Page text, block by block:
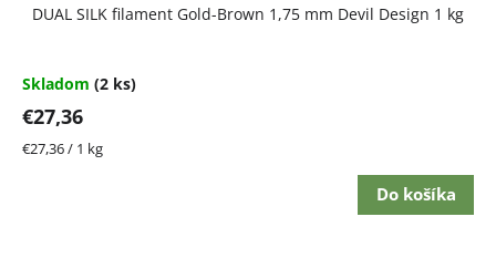
DUAL SILK filament Gold-Brown 1,75 mm Devil Design 1 kg
Skladom (2 ks)
€27,36
Jednotková
€27,36 / 1 kg
Do košíka